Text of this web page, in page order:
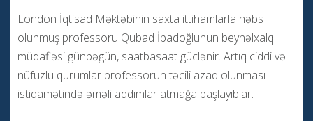
London İqtisad Məktəbinin saxta ittihamlarla həbs
olunmuş professoru Qubad İbadoğlunun beynəlxalq
müdafiəsi günbəgün, saatbasaat güclənir. Artıq ciddi və
nüfuzlu qurumlar professorun təcili azad olunması
istiqamətində əməli addımlar atmağa başlayıblar.